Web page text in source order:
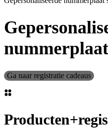
Ga naar registratie cadeaus
Producten+